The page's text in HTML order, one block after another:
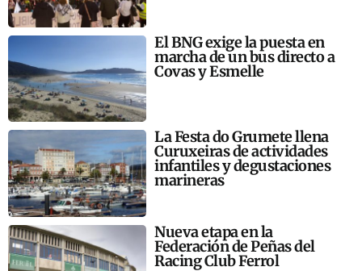
El BNG exige la puesta en
marcha de un bus directo a
Covas y Esmelle
La Festa do Grumete llena
Curuxeiras de actividades
infantiles y degustaciones
marineras
Nueva etapa en la
Federación de Peñas del
Racing Club Ferrol